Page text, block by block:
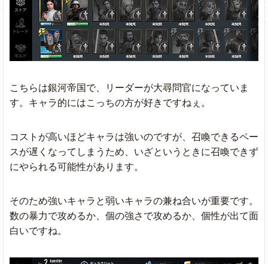
こちらは銀河帝国で、リーダーが大尋問官になっていま
す。キャラ的にはこっちの方が好きですねぇ。
コストが高いほどキャラは強いのですが、召喚できるペー
スが遅くなってしまうため、いざというときに召喚できず
にやられる可能性があります。
そのため強いキャラと弱いキャラの兼ね合いが重要です。
数の暴力で攻めるか、個の強さで攻めるか、個性が出て面
白いですね。